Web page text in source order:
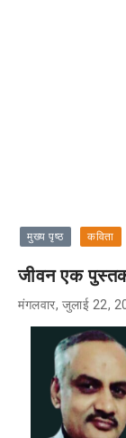
मुख्य पृष्ठ कविता
जीवन एक
मंगलवार, जुलाई 22,